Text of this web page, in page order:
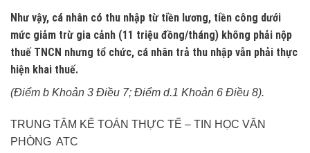
Như vậy, cá nhân có thu nhập từ tiền lương, tiền công dưới
mức giảm trừ gia cảnh (11 triệu đồng/tháng) không phải nộp
thuế TNCN nhưng tổ chức, cá nhân trả thu nhập vẫn phải thực
hiện khai thuế.
(Điểm b Khoản 3 Điều 7; Điểm d.1 Khoản 6 Điều 8).
TRUNG TÂM KẾ TOÁN THỰC TẾ – TIN HỌC VĂN
PHÒNG ATC